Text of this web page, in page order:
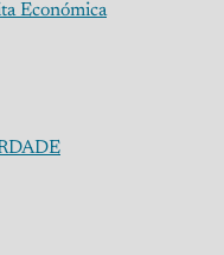
Económica